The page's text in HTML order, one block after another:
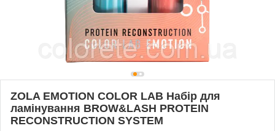
ZOLA EMOTION COLOR LAB Набір для
ламінування BROW&LASH PROTEIN
RECONSTRUCTION SYSTEM